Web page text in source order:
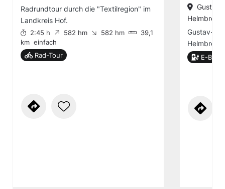
Radrundtour durch die "Textilregion" im
Landkreis Hof.
2:45 h 582 hm 582 hm
39,1
km einfach
Rad-Tour
Gustav-
Gustav-
E-